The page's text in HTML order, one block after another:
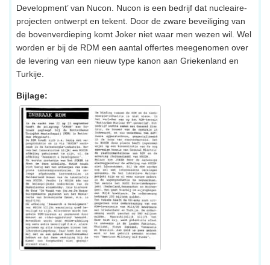
Development’ van Nucon. Nucon is een bedrijf dat nucleaire-
projecten ontwerpt en tekent. Door de zware beveiliging van
de bovenverdieping komt Joker niet waar men wezen wil. Wel
worden er bij de RDM een aantal offertes meegenomen over
de levering van een nieuw type kanon aan Griekenland en
Turkije.
Bijlage: